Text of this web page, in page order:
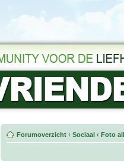
Forumoverzicht ‹ Sociaal ‹ Foto